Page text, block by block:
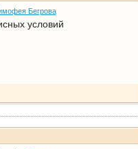
Бегрова
условий